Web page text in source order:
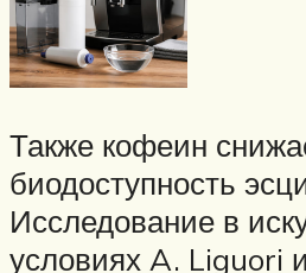
Также кофеин
биодоступность
Исследование в
условиях A. Liguori